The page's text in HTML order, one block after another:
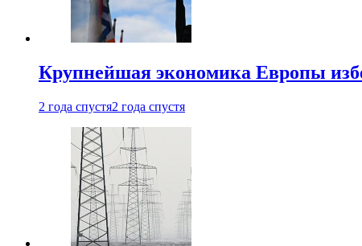
Крупнейшая экономика Европы
2 года спустя2 года спустя